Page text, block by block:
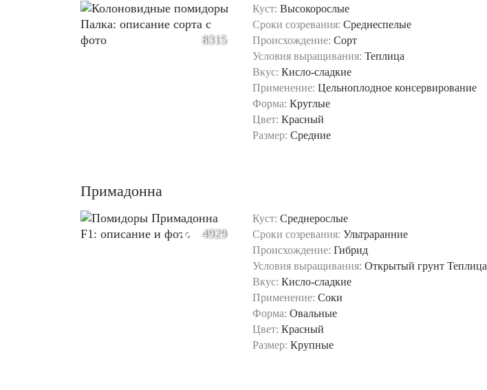
8315
Куст: Высокорослые
Сроки созревания: Среднеспелые
Происхождение: Сорт
Условия выращивания: Теплица
Вкус: Кисло-сладкие
Применение: Цельноплодное консервирование
Форма: Круглые
Цвет: Красный
Размер: Средние
Примадонна
4929
Куст: Среднерослые
Сроки созревания: Ультраранние
Происхождение: Гибрид
Условия выращивания: Открытый грунт Теплица
Вкус: Кисло-сладкие
Применение: Соки
Форма: Овальные
Цвет: Красный
Размер: Крупные